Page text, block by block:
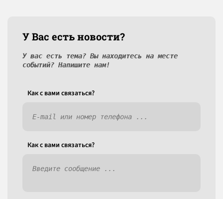
У Вас есть новости?
У вас есть тема? Вы находитесь на месте
событий? Напишите нам!
Как c вами связаться?
Как c вами связаться?